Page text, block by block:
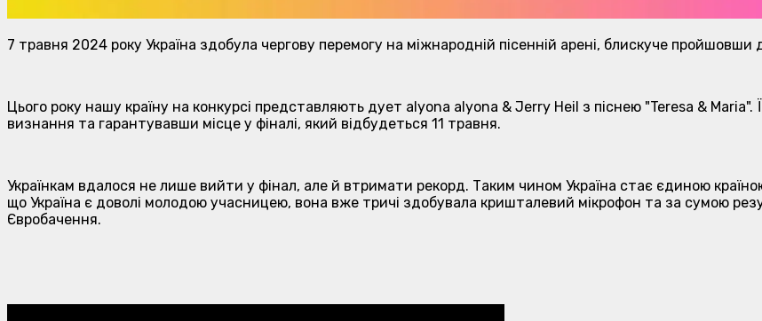
7 травня 2024 року Україна здобула чергову перемогу на міжнародній пісенній арені, блискуче
Цього року нашу країну на конкурсі представляють дует alyona alyona & Jerry Heil з піснею "Teresa & Maria".
визнання та гарантувавши місце у фіналі, який відбудеться 11 травня.
Українкам вдалося не лише вийти у фінал, але й втримати рекорд. Таким чином Україна стає єдиною
що Україна є доволі молодою учасницею, вона вже тричі здобувала кришталевий мікрофон та за сумою
Євробачення.